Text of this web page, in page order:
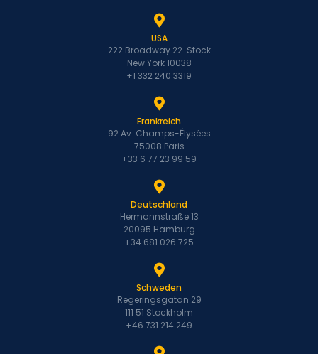
USA
222 Broadway 22. Stock
New York 10038
+1 332 240 3319
Frankreich
92 Av. Champs-Élysées
75008 Paris
+33 6 77 23 99 59
Deutschland
Hermannstraße 13
20095 Hamburg
+34 681 026 725
Schweden
Regeringsgatan 29
111 51 Stockholm
+46 731 214 249